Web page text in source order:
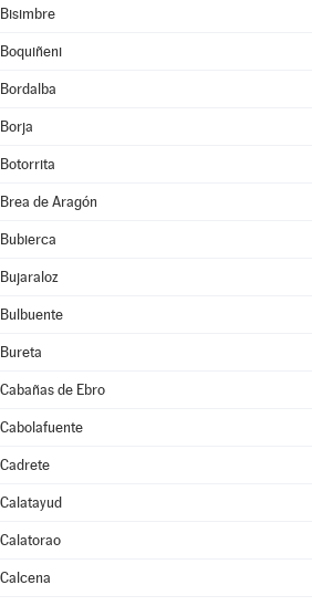
Bisimbre
Boquiñeni
Bordalba
Borja
Botorrita
Brea de Aragón
Bubierca
Bujaraloz
Bulbuente
Bureta
Cabañas de Ebro
Cabolafuente
Cadrete
Calatayud
Calatorao
Calcena